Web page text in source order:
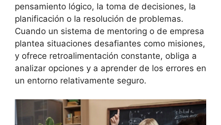
pensamiento lógico, la toma de decisiones, la
planificación o la resolución de problemas.
Cuando un sistema de mentoring o de empresa
plantea situaciones desafiantes como misiones,
y ofrece retroalimentación constante, obliga a
analizar opciones y a aprender de los errores en
un entorno relativamente seguro.